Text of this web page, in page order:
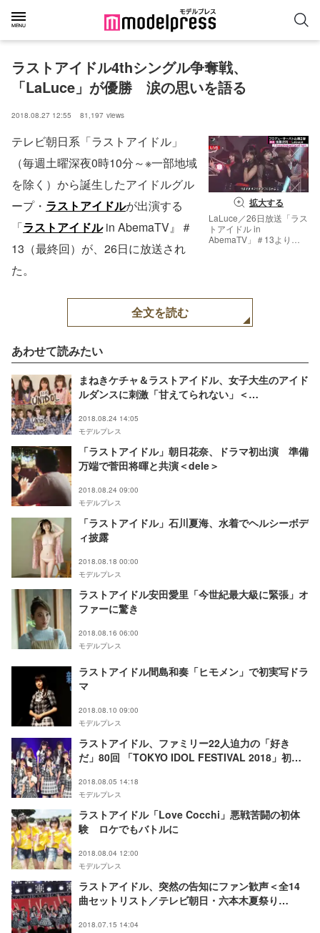
ラストアイドル4thシングル争奪戦、
「LaLuce」が優勝　涙の思いを語る
2018.08.27 12:55 81,197 views
拡大する
LaLuce／26日放送「ラス
トアイドル in
AbemaTV」＃13より
テレビ朝日系「ラストアイドル」
（毎週土曜深夜0時10分～※一部地域
を除く）から誕生したアイドルグル
ープ・ ラストアイドルが出演する
「ラストアイドルin AbemaTV』＃
13（最終回）が、26日に放送され
た。
全文を読む
あわせて読みたい
まねきケチャ＆ラストアイドル、女子大生のアイド
ルダンスに刺激「甘えてられない」＜
2018.08.24 14:05
モデルプレス
「ラストアイドル」朝日花奈、ドラマ初出演 準備
万端で菅田将暉と共演＜dele＞
2018.08.24 09:00
モデルプレス
「ラストアイドル」石川夏海、水着でヘルシーボデ
ィ披露
2018.08.18 00:00
モデルプレス
ラストアイドル安田愛里「今世紀最大級に緊張」オ
ファーに驚き
2018.08.16 06:00
モデルプレス
ラストアイドル間島和奏「ヒモメン」で初実写ドラ
マ
2018.08.10 09:00
モデルプレス
ラストアイドル、ファミリー22人迫力の「好き
だ」80回 「TOKYO IDOL FESTIVAL 2018」初出
2018.08.05 14:18
モデルプレス
ラストアイドル「Love Cocchi」悪戦苦闘の初体
験 ロケでもバトルに
2018.08.04 12:00
モデルプレス
ラストアイドル、突然の告知にファン歓声＜全14
曲セットリスト／テレビ朝日・六本木夏祭り
2018.07.15 14:04